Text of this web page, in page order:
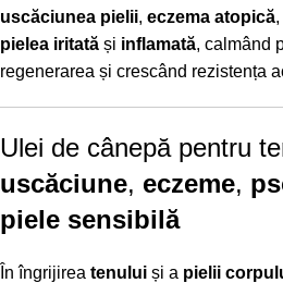
uscăciunea pielii, eczema atopică,
pielea iritată și inflamată, calmând
regenerarea și crescând rezistența
Ulei de cânepă pentru
uscăciune, eczeme,
piele sensibilă
În îngrijirea tenului și a pielii